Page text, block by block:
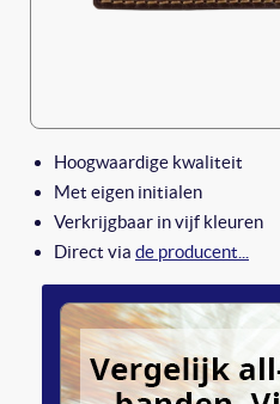
Hoogwaardige kwaliteit
Met eigen initialen
Verkrijgbaar in vijf kleuren
Direct via de producent...